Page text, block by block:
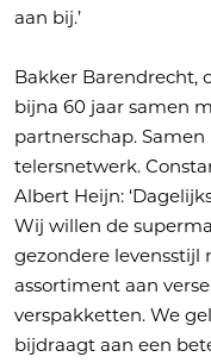
aan bij.’
Bakker Barendrecht,
bijna 60 jaar samen
partnerschap.
telersnetwerk.
Albert Heijn:
Wij willen de
gezondere levensstijl
assortiment aan
verspakketten. We
bijdraagt aan een